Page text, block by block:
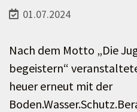
01.07.2024
Nach dem Motto „Die
begeistern“
heuer erneut mit der